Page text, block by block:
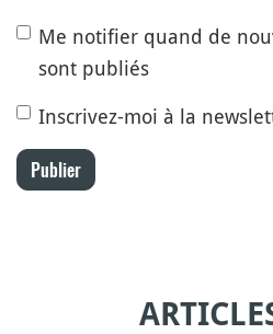
Me notifier quand de
sont publiés
Inscrivez-moi à la
Publier